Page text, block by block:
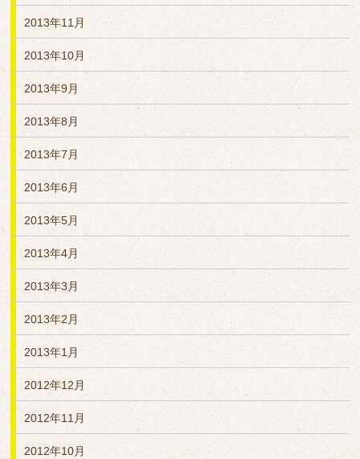
2013年11月
2013年10月
2013年9月
2013年8月
2013年7月
2013年6月
2013年5月
2013年4月
2013年3月
2013年2月
2013年1月
2012年12月
2012年11月
2012年10月